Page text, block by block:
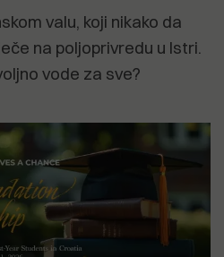
valu, koji nikako da
na poljoprivredu u Istri.
vode za sve?